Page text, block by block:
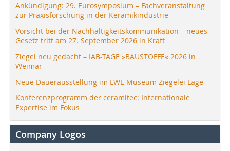
Ankündigung: 29. Eurosymposium – Fachveranstaltung
zur Praxisforschung in der Keramikindustrie
Vorsicht bei der Nachhaltigkeitskommunikation – neues
Gesetz tritt am 27. September 2026 in Kraft
Ziegel neu gedacht – IAB-TAGE »BAUSTOFFE« 2026 in
Weimar
Neue Dauerausstellung im LWL-Museum Ziegelei Lage
Konferenzprogramm der ceramitec: Internationale
Expertise im Fokus
Company Logos